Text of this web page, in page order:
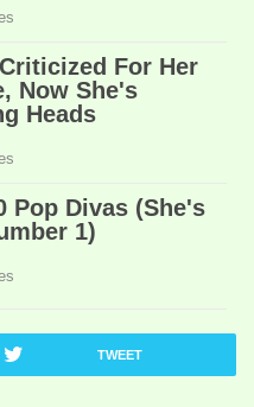
TWEET